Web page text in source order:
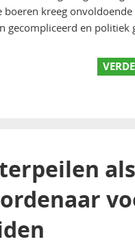
boeren kreeg
gecompliceerd en politiek
als